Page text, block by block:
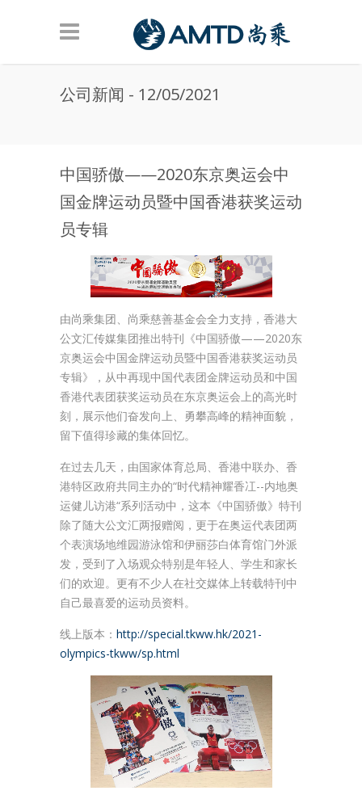
公司新闻 - 12/05/2021
中国骄傲——2020东京奥运会中
国金牌运动员暨中国香港获奖运动
员专辑
由尚乘集团、尚乘慈善基金会全力支持，香港大
公文汇传媒集团推出特刊《中国骄傲——2020东
京奥运会中国金牌运动员暨中国香港获奖运动员
专辑》，从中再现中国代表团金牌运动员和中国
香港代表团获奖运动员在东京奥运会上的高光时
刻，展示他们奋发向上、勇攀高峰的精神面貌，
留下值得珍藏的集体回忆。
在过去几天，由国家体育总局、香港中联办、香
港特区政府共同主办的“时代精神耀香冮--内地奥
运健儿访港“系列活动中，这本《中国骄傲》特刊
除了随大公文汇两报赠阅，更于在奥运代表团两
个表演场地维园游泳馆和伊丽莎白体育馆门外派
发，受到了入场观众特别是年轻人、学生和家长
们的欢迎。更有不少人在社交媒体上转载特刊中
自己最喜爱的运动员资料。
线上版本： http://special.tkww.hk/2021-
olympics-tkww/sp.html